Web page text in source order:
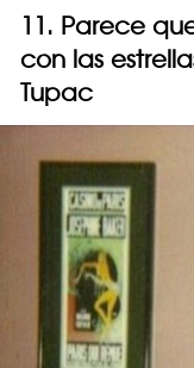
11. Parece
con las
Tupac